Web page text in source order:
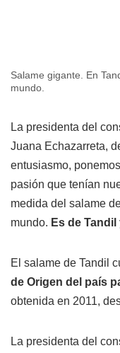
Salame gigante. En
mundo.
La presidenta del
Juana Echazarreta,
entusiasmo,
pasión que tenían
medida del salame
mundo. Es de
El salame de Tandil
de Origen del país
obtenida en 2011,
La presidenta del